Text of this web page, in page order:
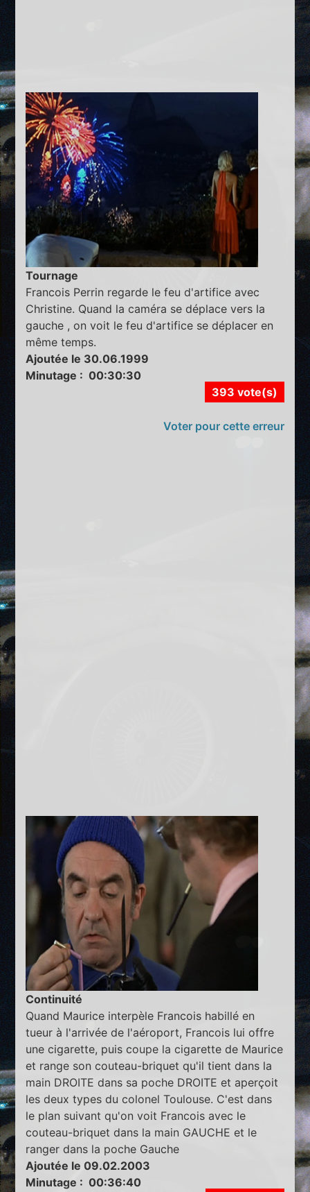
Tournage
Francois Perrin regarde le feu d'artifice avec
Christine. Quand la caméra se déplace vers la
gauche , on voit le feu d'artifice se déplacer en
même temps.
Ajoutée le 30.06.1999
Minutage : 00:30:30
393 vote(s)
Voter pour cette erreur
Continuité
Quand Maurice interpèle Francois habillé en
tueur à l'arrivée de l'aéroport, Francois lui offre
une cigarette, puis coupe la cigarette de Maurice
et range son couteau-briquet qu'il tient dans la
main DROITE dans sa poche DROITE et aperçoit
les deux types du colonel Toulouse. C'est dans
le plan suivant qu'on voit Francois avec le
couteau-briquet dans la main GAUCHE et le
ranger dans la poche Gauche
Ajoutée le 09.02.2003
Minutage : 00:36:40